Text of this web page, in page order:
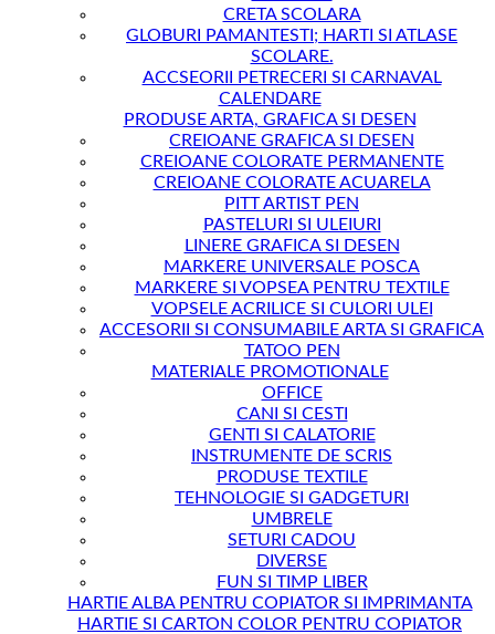
CRETA SCOLARA
GLOBURI PAMANTESTI; HARTI SI ATLASE
SCOLARE.
ACCSEORII PETRECERI SI CARNAVAL
CALENDARE
PRODUSE ARTA, GRAFICA SI DESEN
CREIOANE GRAFICA SI DESEN
CREIOANE COLORATE PERMANENTE
CREIOANE COLORATE ACUARELA
PITT ARTIST PEN
PASTELURI SI ULEIURI
LINERE GRAFICA SI DESEN
MARKERE UNIVERSALE POSCA
MARKERE SI VOPSEA PENTRU TEXTILE
VOPSELE ACRILICE SI CULORI ULEI
ACCESORII SI CONSUMABILE ARTA SI GRAFICA
TATOO PEN
MATERIALE PROMOTIONALE
OFFICE
CANI SI CESTI
GENTI SI CALATORIE
INSTRUMENTE DE SCRIS
PRODUSE TEXTILE
TEHNOLOGIE SI GADGETURI
UMBRELE
SETURI CADOU
DIVERSE
FUN SI TIMP LIBER
HARTIE ALBA PENTRU COPIATOR SI IMPRIMANTA
HARTIE SI CARTON COLOR PENTRU COPIATOR